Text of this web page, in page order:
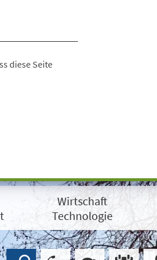
diese Seite
Wirtschaft
Technologie